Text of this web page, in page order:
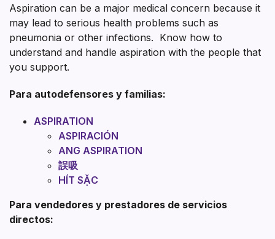
Aspiration can be a major medical concern because it
may lead to serious health problems such as
pneumonia or other infections. Know how to
understand and handle aspiration with the people that
you support.
Para autodefensores y familias:
ASPIRATION
ASPIRACIÓN
ANG ASPIRATION
誤吸
HÍT SẶC
Para vendedores y prestadores de servicios
directos: